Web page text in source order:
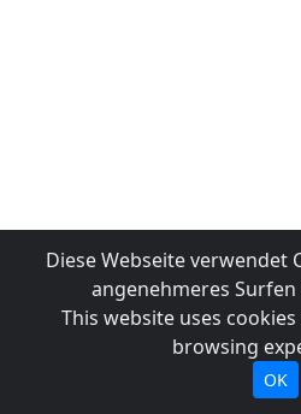
Diese Webseite verwendet
angenehmeres
This website uses
browsing
OK